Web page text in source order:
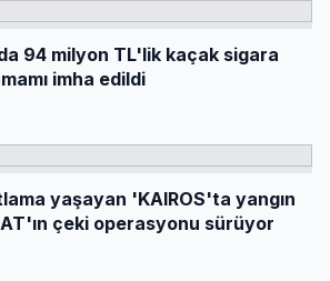
94 milyon TL'lik kaçak sigara
imha edildi
yaşayan 'KAIROS'ta yangın
çeki operasyonu sürüyor